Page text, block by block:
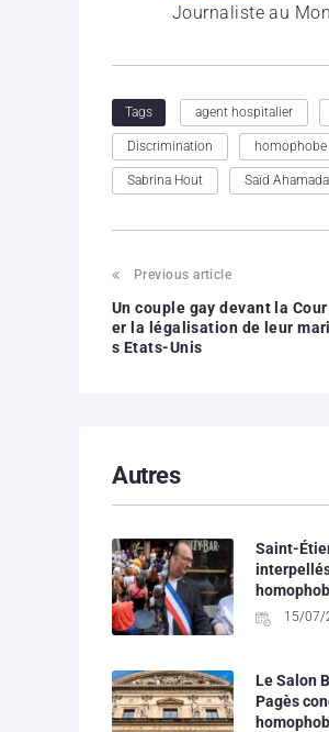
Journaliste au
Tags agent hospitalier
Discrimination homophobe
Sabrina Hout Saïd Ahamada
Previous article
Un couple gay devant la
er la légalisation de leur
s Etats-Unis
Autres
Saint-
15/07/
Le Salon
Pagès